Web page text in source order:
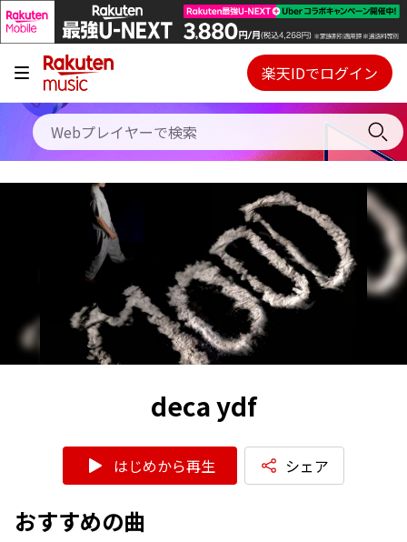
キャンペーン
料金プラン
使い方
初回30日間無料お試し
Webプレイヤー
ご契約内容の確認・変更
楽天IDでログイン
deca ydf
はじめから再生 シェア
おすすめの曲